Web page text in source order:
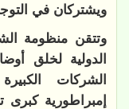
ويشتركان في
وتتقن منظومة
الدولية لخلق
الشركات
إمبراطورية